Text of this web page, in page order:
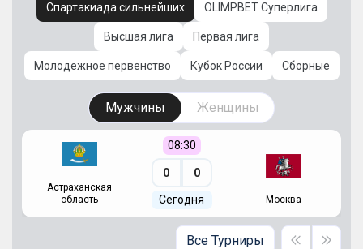
Спартакиада сильнейших OLIMPBET Суперлига
Высшая лига Первая лига
Молодежное первенство Кубок России Сборные
Мужчины Женщины
Астраханская
область
08:30
0 0
Сегодня Москва
Все Турниры